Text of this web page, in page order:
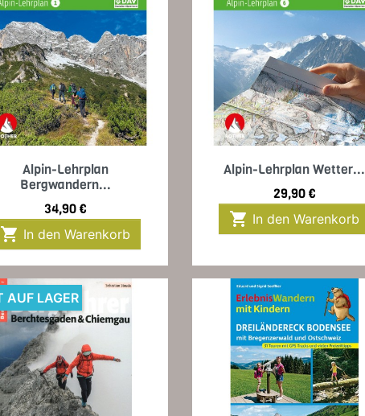
 Vorschau
Alpin-Lehrplan
Bergwandern...
Preis
34,90 €
 In den Warenkorb
Vorschau
Alpin-Lehrplan Wetter...
Preis
29,90 €
 In den Warenkorb
AUF LAGER